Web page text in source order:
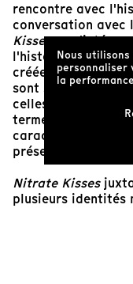
rencontre avec
conversation avec
Kissesne
l'histoire, mais
créée, enregistrée
sont
celles qui sont
termes, il s'agit
caractérise autant
présence.
Nitrate Kisses
plusieurs identités
Nous utilisons
personnaliser
la